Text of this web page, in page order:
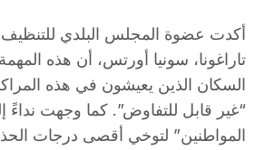
أكدت عضوة المجلس البلدي للتنظيف
تاراغونا، سونيا أورتس، أن هذه
السكان الذين يعيشون في هذه المراكز
“غير قابل للتفاوض”. كما وجهت نداءً
المواطنين” لتوخي أقصى درجات